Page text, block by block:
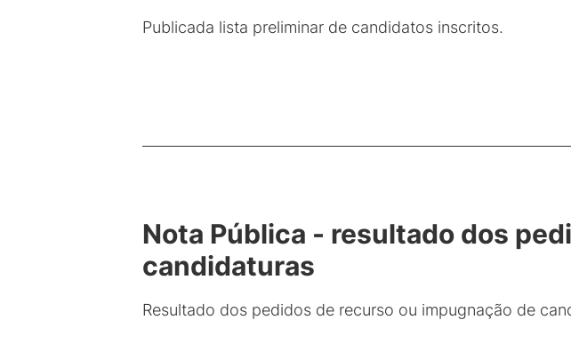
Publicada lista preliminar de candidatos inscritos.
Nota Pública - resultado dos
candidaturas
Resultado dos pedidos de recurso ou impugnação de